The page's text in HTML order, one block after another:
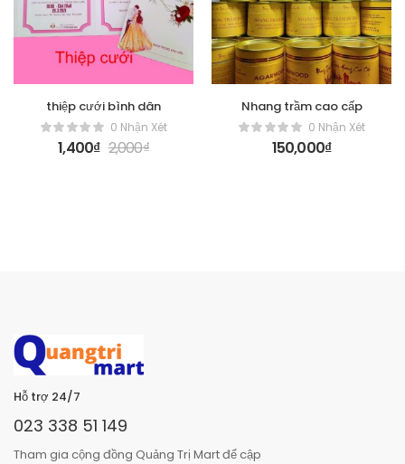
thiệp cưới bình dân
0 Nhận Xét
1,400₫ 2,000₫
Nhang trầm cao cấp
0 Nhận Xét
150,000₫
Hỗ trợ 24/7
023 338 51 149
Tham gia cộng đồng Quảng Trị Mart để cập